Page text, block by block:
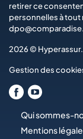
retirer ce
personnelles à tout
2026 ©
Gestion des
Qui sommes-
Mentions